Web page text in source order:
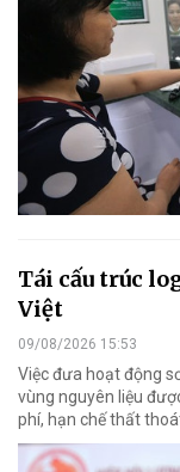
Tái cấu trúc
Việt
09/08/2026 15:53
Việc đưa hoạt động
vùng nguyên liệu
phí, hạn chế thất